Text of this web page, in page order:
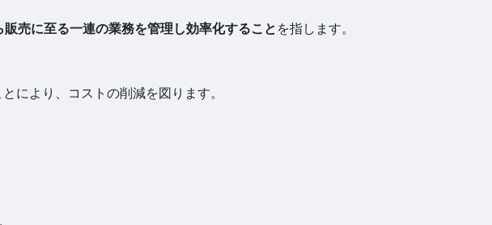
売に至る一連の業務を管理し効率化すること を指します。
により、コストの削減を図ります。